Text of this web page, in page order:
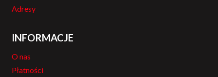
Adresy
INFORMACJE
O nas
Płatności